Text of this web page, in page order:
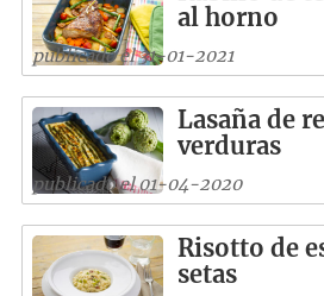
al horno
publicado el 31-01-2021
Lasaña de
verduras
publicado el 01-04-2020
Risotto de
setas